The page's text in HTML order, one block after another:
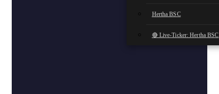
Hertha BSC
🔴 Live-Ticker: Hertha BSC